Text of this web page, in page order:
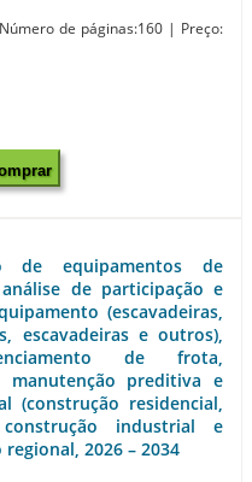
de páginas:160 | Preço:
de equipamentos de
de participação e
(escavadeiras,
escavadeiras e outros),
de frota,
manutenção preditiva e
residencial,
industrial e
2026 – 2034